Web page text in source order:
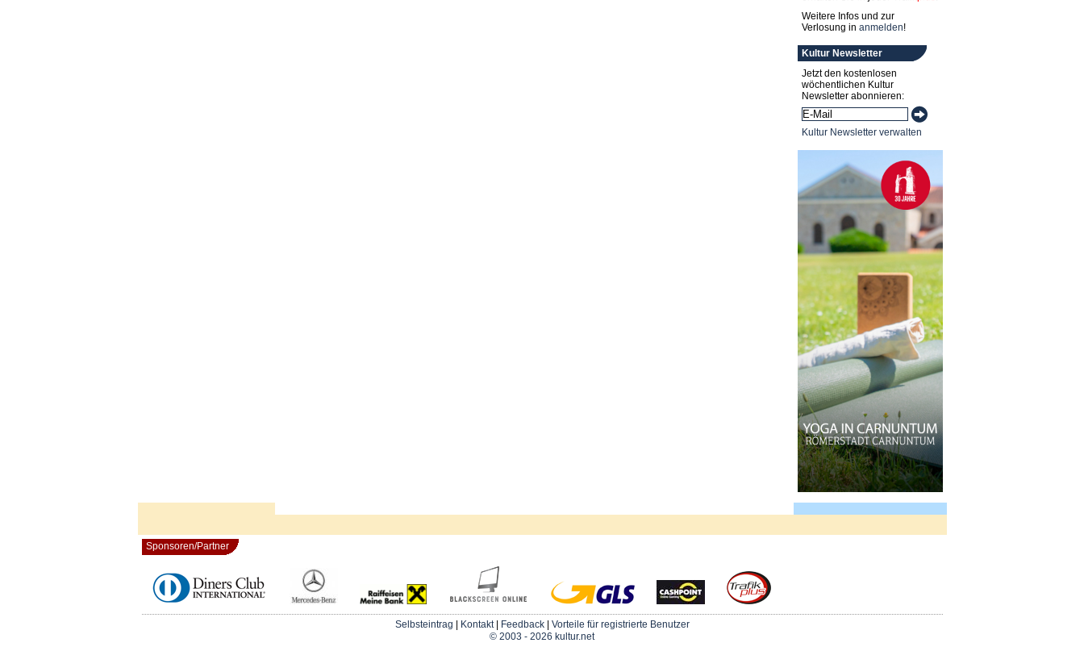
Weitere Infos und zur
Verlosung in anmelden!
Kultur Newsletter
Jetzt den kostenlosen
wöchentlichen Kultur
Newsletter abonnieren:
Kultur Newsletter verwalten
Sponsoren/Partner
Selbsteintrag Kontakt| Feedback| Vorteile für registrierte Benutzer
© 2003 - 2026 kultur.net